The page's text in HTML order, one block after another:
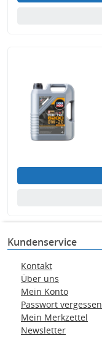
Kundenservice
Kontakt
Über uns
Mein Konto
Passwort vergessen
Mein Merkzettel
Newsletter